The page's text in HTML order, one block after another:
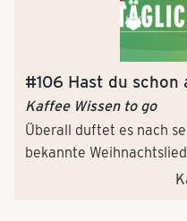
aufgestoßen hat – was
#106 Hast du schon
Kaffee Wissen to go
Überall duftet es nach
bekannte
und still und heimlich